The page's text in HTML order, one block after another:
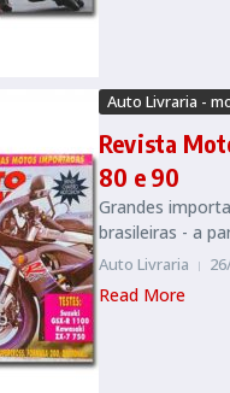
Auto Livraria -
Revista
80 e 90
Grandes
brasileiras - a
Auto Livraria
Read More